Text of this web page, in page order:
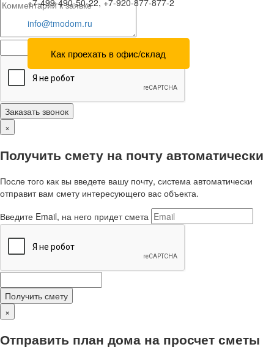
+7-499-490-50-22, +7-920-877-877-2
info@tmodom.ru
Как проехать в офис/склад
Заказать звонок
×
Получить смету на почту автоматически
После того как вы введете вашу почту, система автоматически
отправит вам смету интересующего вас объекта.
Введите Email, на него придет смета
Получить смету
×
Отправить план дома на просчет сметы